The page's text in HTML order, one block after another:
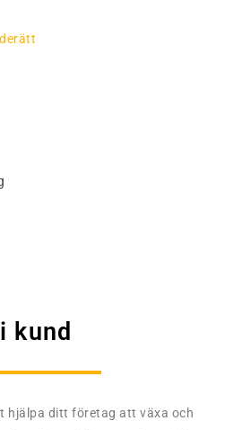
kund
hjälpa ditt företag att växa och